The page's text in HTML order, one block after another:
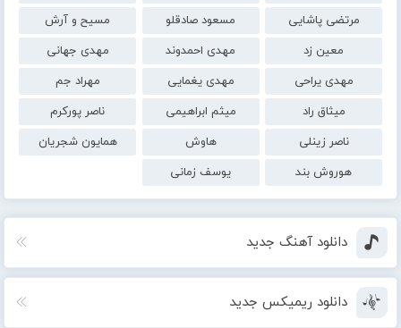
مرتضی پاشایی
مسعود صادقلو
مسیح و آرش
معین زد
مهدی احمدوند
مهدی جهانی
مهدی یراحی
مهدی یغمایی
مهراد جم
میثاق راد
میثم ابراهیمی
ناصر پورکرم
ناصر زینلی
هاوش
همایون شجریان
هوروش بند
یوسف زمانی
دانلود آهنگ جدید
دانلود ریمیکس جدید